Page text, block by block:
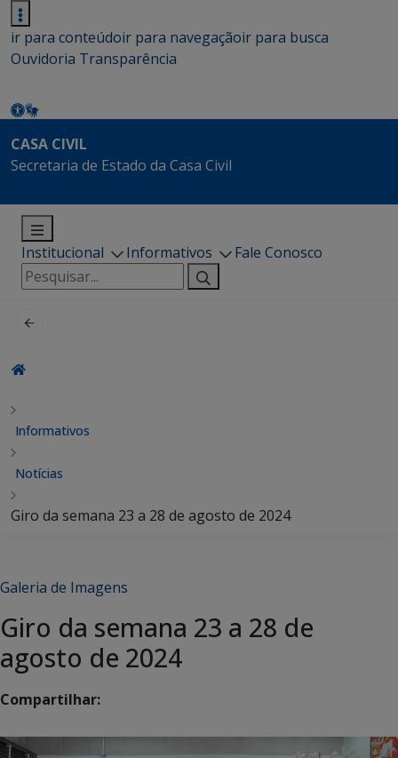
ir para conteúdoir para navegaçãoir para busca
Ouvidoria Transparência
CASA CIVIL
Secretaria de Estado da Casa Civil
Institucional Informativos
Fale Conosco
Pesquisar
por:
Informativos
Notícias
Giro da semana 23 a 28 de agosto de 2024
Galeria de Imagens
Giro da semana 23 a 28 de
agosto de 2024
Compartilhar: